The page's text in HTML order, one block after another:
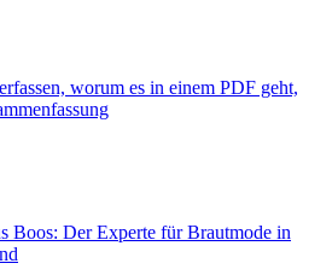
worum es in einem PDF geht,
Boos: Der Experte für Brautmode in